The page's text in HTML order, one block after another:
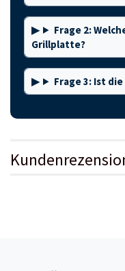
Frage 2:
Grillplatte?
Frage 3: Ist